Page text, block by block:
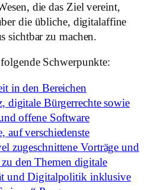
die das Ziel vereint,
die übliche, digitalaffine
sichtbar zu machen.
Schwerpunkte:
in den Bereichen
digitale Bürgerrechte sowie
offene Software
auf verschiedenste
zugeschnittene Vorträge und
den Themen digitale
und Digitalpolitik inklusive